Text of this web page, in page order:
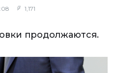
1,171
продолжаются.